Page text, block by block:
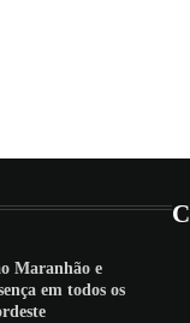
Maranhão e
em todos os